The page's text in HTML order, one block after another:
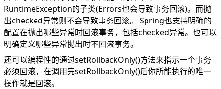
RuntimeException的子类(Errors也会导致事务回滚)。而抛
出checked异常则不会导致事务回滚。 Spring也支持明确的
配置在抛出哪些异常时回滚事务，包括checked异常。也可以
明确定义哪些异常抛出时不回滚事务。
还可以编程性的通过setRollbackOnly()方法来指示一个事务
必须回滚，在调用完setRollbackOnly()后你所能执行的唯一
操作就是回滚。